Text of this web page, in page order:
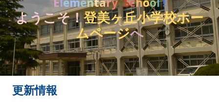
ようこそ！登美ヶ丘小学校ホー
ムページへ
更新情報